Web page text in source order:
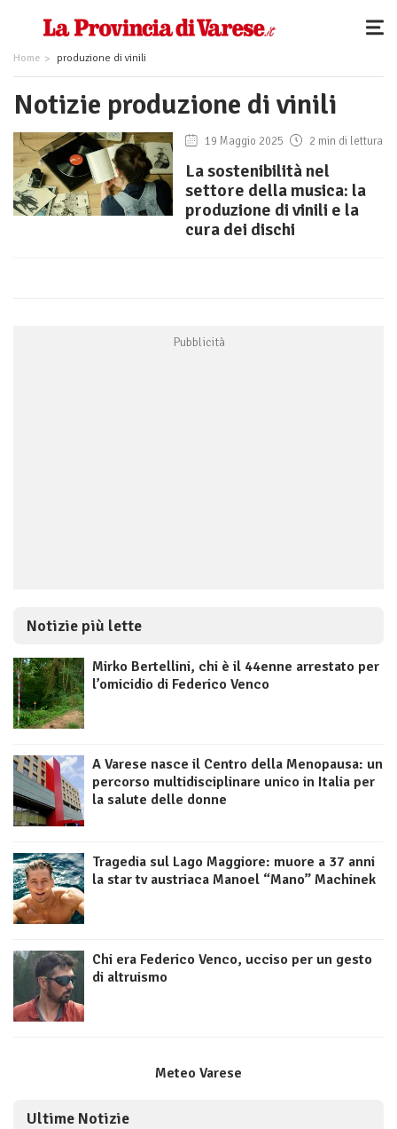
Home produzione di vinili
Notizie produzione di vinili
19 Maggio 2025 2 min di lettura
La sostenibilità nel
settore della musica: la
produzione di vinili e la
cura dei dischi
Notizie più lette
Mirko Bertellini, chi è il 44enne arrestato per
l’omicidio di Federico Venco
A Varese nasce il Centro della Menopausa: un
percorso multidisciplinare unico in Italia per
la salute delle donne
Tragedia sul Lago Maggiore: muore a 37 anni
la star tv austriaca Manoel “Mano” Machinek
Chi era Federico Venco, ucciso per un gesto
di altruismo
Meteo Varese
Ultime Notizie